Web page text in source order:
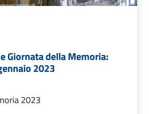
Giornata della Memoria:
2023
2023